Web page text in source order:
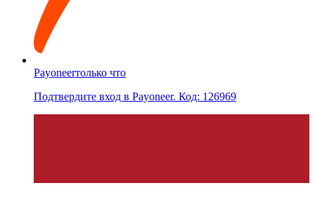
Payoneerтолько что
Подтвердите вход в Payoneer. Код: 126969